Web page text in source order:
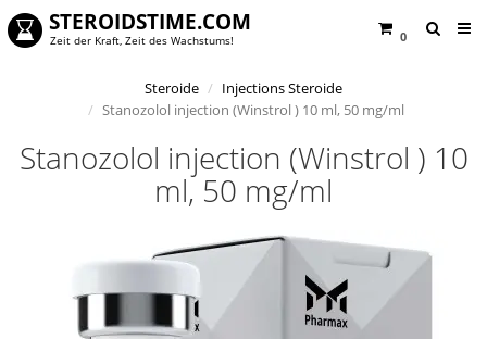
0
STEROIDSTIME.COM
Zeit der Kraft, Zeit des Wachstums!
Steroide
Injections Steroide
Stanozolol injection (Winstrol ) 10 ml, 50 mg/ml
Stanozolol injection (Winstrol ) 10
ml, 50 mg/ml